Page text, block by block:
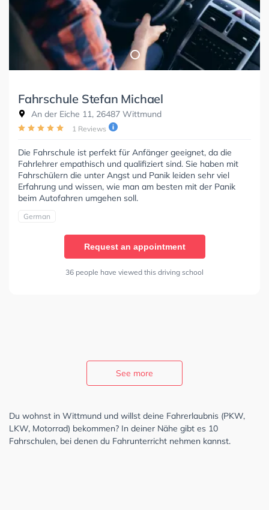
Fahrschule Stefan Michael
An der Eiche 11, 26487 Wittmund
1 Reviews
Die Fahrschule ist perfekt für Anfänger geeignet, da die
Fahrlehrer empathisch und qualifiziert sind. Sie haben mit
Fahrschülern die unter Angst und Panik leiden sehr viel
Erfahrung und wissen, wie man am besten mit der Panik
beim Autofahren umgehen soll.
German
Request an appointment
36 people have viewed this driving school
See more
Du wohnst in Wittmund und willst deine Fahrerlaubnis (PKW,
LKW, Motorrad) bekommen? In deiner Nähe gibt es 10
Fahrschulen, bei denen du Fahrunterricht nehmen kannst.